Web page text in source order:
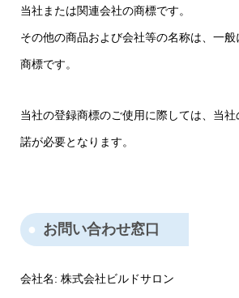
当社または関連会社の商標です。
その他の商品および会社等の名称は、一
商標です。
当社の登録商標のご使用に際しては、当
諾が必要となります。
お問い合わせ窓口
会社名: 株式会社ビルドサロン